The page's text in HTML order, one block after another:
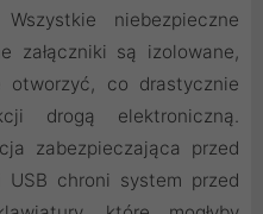
niebezpieczne
załączniki są izolowane,
co drastycznie
drogą elektroniczną.
zabezpieczająca przed
USB chroni system przed